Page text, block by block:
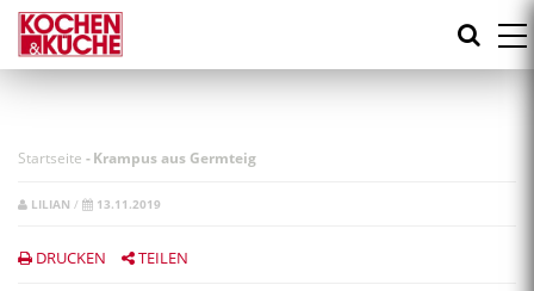
Direkt
zum
Inhalt
Startseite -Krampus aus Germteig
LILIAN / 13.11.2019
DRUCKEN TEILEN